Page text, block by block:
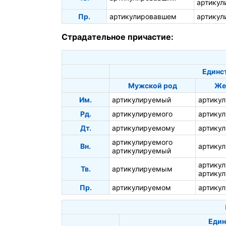
Пр.
артикулировавшем
Страдательное причастие:
Мужской род
Им.
артикулируемый
Рд.
артикулируемого
Дт.
артикулируемому
Вн.
артикулируемого
артикулируемый
Тв. артикулируемым
Пр.
артикулируемом